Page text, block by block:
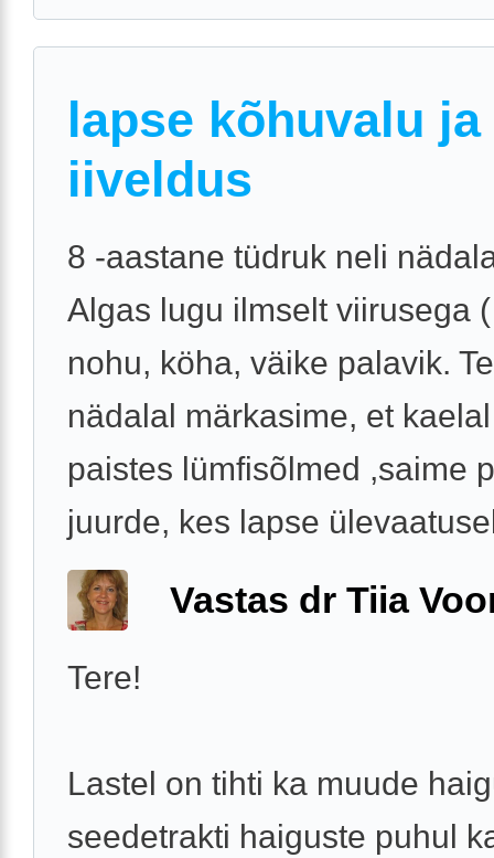
lapse kõhuvalu ja
iiveldus
8 -aastane tüdruk neli
Algas lugu ilmselt viirusega
nohu, köha, väike palavik.
nädalal märkasime, et
paistes lümfisõlmed ,saime
juurde, kes lapse
Vastas dr Tiia
Tere!
Lastel on tihti ka muude
seedetrakti haiguste puhul